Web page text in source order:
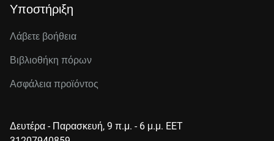
Υποστήριξη
Λάβετε βοήθεια
Βιβλιοθήκη πόρων
Ασφάλεια προϊόντος
Δευτέρα - Παρασκευή, 9 π.μ. - 6 μ.μ. EET